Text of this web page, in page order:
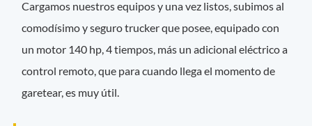
Cargamos nuestros equipos y una vez listos, subimos al
comodísimo y seguro trucker que posee, equipado con
un motor 140 hp, 4 tiempos, más un adicional eléctrico a
control remoto, que para cuando llega el momento de
garetear, es muy útil.